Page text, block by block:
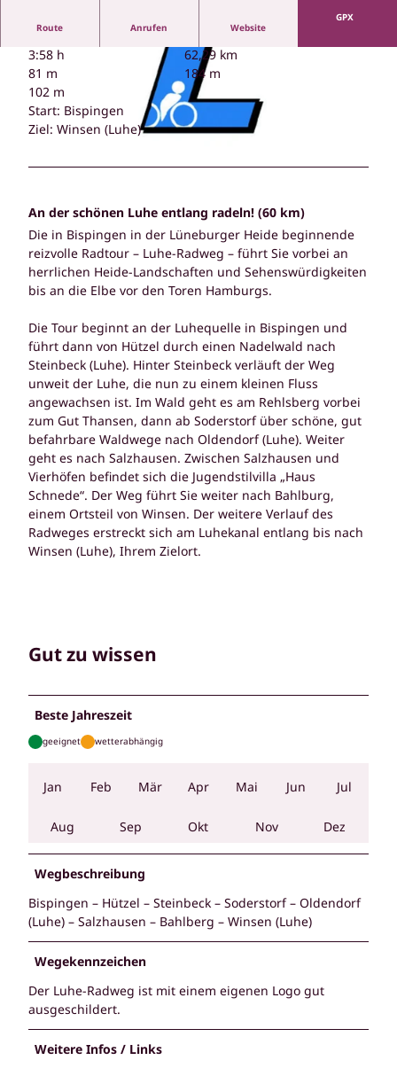
Route Anrufen Website
GPX
3:58 h
62,29 km
81 m
184 m
102 m
Start: Bispingen
Ziel: Winsen (Luhe)
An der schönen Luhe entlang radeln! (60 km)
Die in Bispingen in der Lüneburger Heide beginnende
reizvolle Radtour – Luhe-Radweg – führt Sie vorbei an
herrlichen Heide-Landschaften und Sehenswürdigkeiten
bis an die Elbe vor den Toren Hamburgs.
Die Tour beginnt an der Luhequelle in Bispingen und
führt dann von Hützel durch einen Nadelwald nach
Steinbeck (Luhe). Hinter Steinbeck verläuft der Weg
unweit der Luhe, die nun zu einem kleinen Fluss
angewachsen ist. Im Wald geht es am Rehlsberg vorbei
zum Gut Thansen, dann ab Soderstorf über schöne, gut
befahrbare Waldwege nach Oldendorf (Luhe). Weiter
geht es nach Salzhausen. Zwischen Salzhausen und
Vierhöfen befindet sich die Jugendstilvilla „Haus
Schnede“. Der Weg führt Sie weiter nach Bahlburg,
einem Ortsteil von Winsen. Der weitere Verlauf des
Radweges erstreckt sich am Luhekanal entlang bis nach
Winsen (Luhe), Ihrem Zielort.
Gut zu wissen
Beste Jahreszeit
geeignet wetterabhängig
Jan Feb Mär Apr Mai Jun Jul
Aug Sep Okt Nov Dez
Wegbeschreibung
Bispingen – Hützel – Steinbeck – Soderstorf – Oldendorf
(Luhe) – Salzhausen – Bahlberg – Winsen (Luhe)
Wegekennzeichen
Der Luhe-Radweg ist mit einem eigenen Logo gut
ausgeschildert.
Weitere Infos / Links